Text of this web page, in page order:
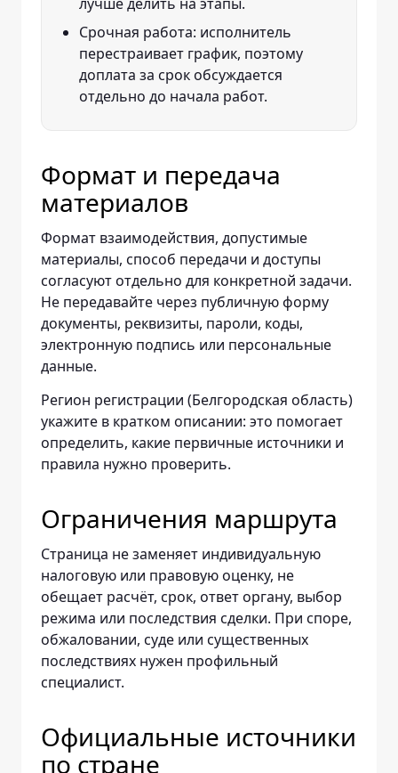
Срочная работа: исполнитель
перестраивает график, поэтому
доплата за срок обсуждается
отдельно до начала работ.
Формат и передача
материалов
Формат взаимодействия, допустимые
материалы, способ передачи и доступы
согласуют отдельно для конкретной задачи.
Не передавайте через публичную форму
документы, реквизиты, пароли, коды,
электронную подпись или персональные
данные.
Регион регистрации (Белгородская область)
укажите в кратком описании: это помогает
определить, какие первичные источники и
правила нужно проверить.
Ограничения маршрута
Страница не заменяет индивидуальную
налоговую или правовую оценку, не
обещает расчёт, срок, ответ органу, выбор
режима или последствия сделки. При споре,
обжаловании, суде или существенных
последствиях нужен профильный
специалист.
Официальные источники
по стране